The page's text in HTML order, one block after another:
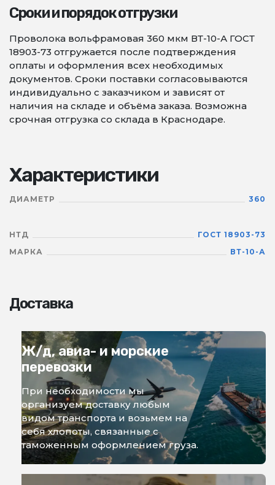
Сроки и порядок отгрузки
Проволока вольфрамовая 360 мкм ВТ-10-А ГОСТ
18903-73 отгружается после подтверждения
оплаты и оформления всех необходимых
документов. Сроки поставки согласовываются
индивидуально с заказчиком и зависят от
наличия на складе и объёма заказа. Возможна
срочная отгрузка со склада в Краснодаре.
Характеристики
ДИАМЕТР 360
НТД
ГОСТ 18903-73
МАРКА
ВТ-10-А
Доставка
Ж/д, авиа- и морские
перевозки
При необходимости мы
организуем доставку любым
видом транспорта и возьмем на
себя хлопоты, связанные с
таможенным оформлением груза.